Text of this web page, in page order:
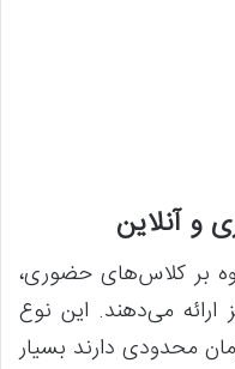
و آنلاین
بر کلاس‌های حضوری،
ارائه می‌دهند. این نوع
محدودی دارند بسیار